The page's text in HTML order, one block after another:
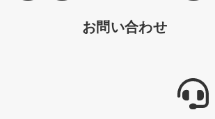
お問い合わせ